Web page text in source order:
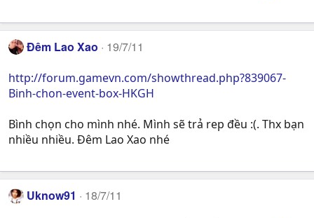
Đêm Lao Xao 19/7/11
http://forum.gamevn.com/showthread.php?839067-
Binh-chon-event-box-HKGH
Bình chọn cho mình nhé. Mình sẽ trả rep đều :(. Thx bạn
nhiều nhiều. Đêm Lao Xao nhé
Uknow91 18/7/11